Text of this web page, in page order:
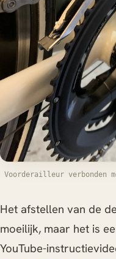
Voorderailleur verbonden
Het afstellen van de
moeilijk, maar het is
YouTube-